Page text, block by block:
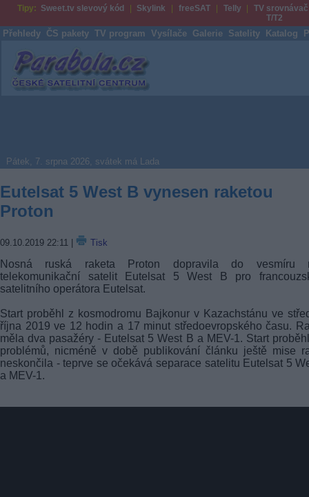
Tipy: Sweet.tv slevový kód Skylink freeSAT Telly
TV srovnávač
T/T2
Přehledy ČS pakety TV program Vysílače Galerie Satelity Katalog
Parabola.cz
Pátek, 7. srpna 2026, svátek má Lada
Eutelsat 5 West B vynesen raketou
Proton
09.10.2019 22:11 Tisk
Nosná ruská raketa Proton dopravila do vesmíru
telekomunikační satelit Eutelsat 5 West B pro
satelitního operátora Eutelsat.
Start proběhl z kosmodromu Bajkonur v Kazachstánu ve
října 2019 ve 12 hodin a 17 minut středoevropského času.
měla dva pasažéry - Eutelsat 5 West B a MEV-1. Start
problémů, nicméně v době publikování článku ještě mise
neskončila - teprve se očekává separace satelitu Eutelsat 5
a MEV-1.